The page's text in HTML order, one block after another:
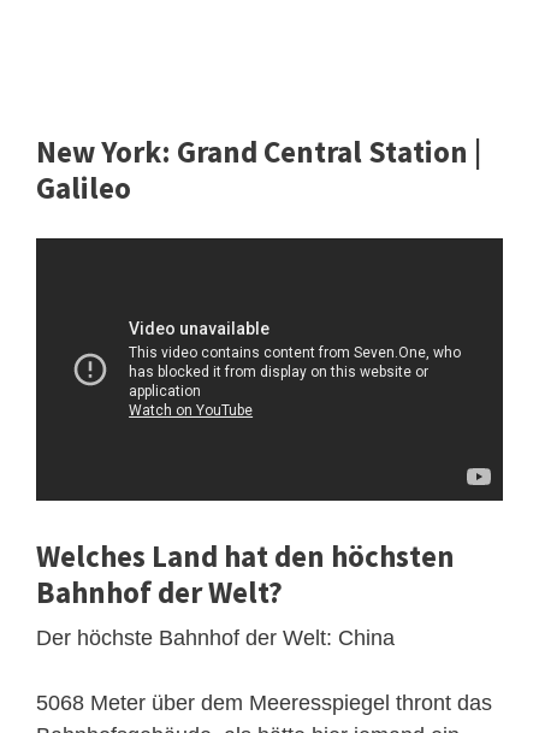
New York: Grand Central Station |
Galileo
Welches Land hat den höchsten
Bahnhof der Welt?
Der höchste Bahnhof der Welt: China
5068 Meter über dem Meeresspiegel thront das